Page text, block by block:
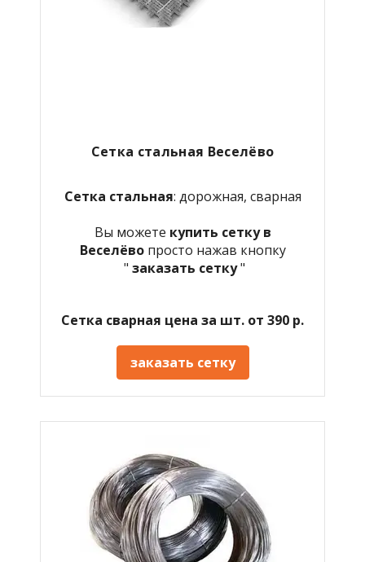
Сетка стальная Веселёво
Сетка стальная: дорожная, сварная
Вы можете купить сетку в
Веселёво просто нажав кнопку
" заказать сетку"
Сетка сварная цена за шт. от 390 р.
заказать сетку